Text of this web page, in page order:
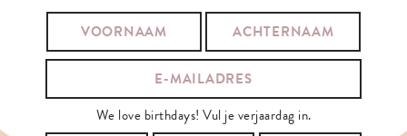
HAPPY BDAY BTX
OPTIES SELECTEREN
LITTLE BTX MONEY
OPTIES SELECTEREN
We love birthdays! Vul je verjaardag in.